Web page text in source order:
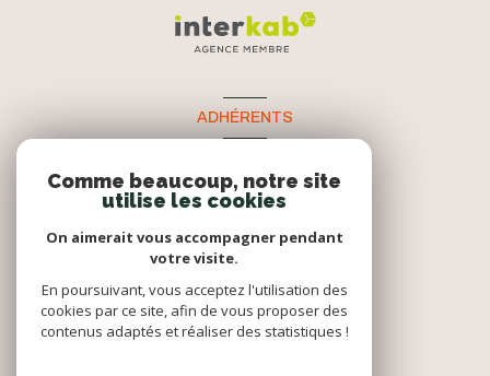
ADHÉRENTS
Comme beaucoup, notre site
utilise les cookies
On aimerait vous accompagner pendant
votre visite.
En poursuivant, vous acceptez l'utilisation des
cookies par ce site, afin de vous proposer des
contenus adaptés et réaliser des statistiques !